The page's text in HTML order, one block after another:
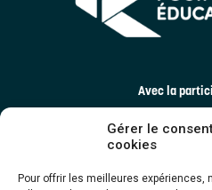
Gérer le
cookies
Pour offrir les meilleures
Avec la